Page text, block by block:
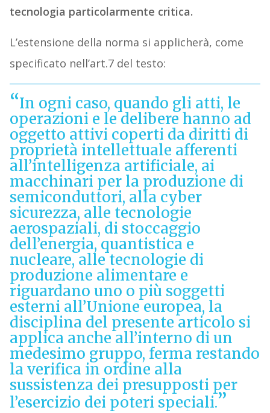
tecnologia particolarmente critica.
L’estensione della norma si applicherà, come
specificato nell’art.7 del testo:
In ogni caso, quando gli atti, le
operazioni e le delibere hanno ad
oggetto attivi coperti da diritti di
proprietà intellettuale afferenti
all’intelligenza artificiale, ai
macchinari per la produzione di
semiconduttori, alla cyber
sicurezza, alle tecnologie
aerospaziali, di stoccaggio
dell’energia, quantistica e
nucleare, alle tecnologie di
produzione alimentare e
riguardano uno o più soggetti
esterni all’Unione europea, la
disciplina del presente articolo si
applica anche all’interno di un
medesimo gruppo, ferma restando
la verifica in ordine alla
sussistenza dei presupposti per
l’esercizio dei poteri speciali.